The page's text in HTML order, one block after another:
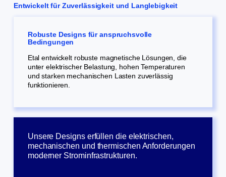
Entwickelt für Zuverlässigkeit und Langlebigkeit
Robuste Designs für anspruchsvolle
Bedingungen
Etal entwickelt robuste magnetische Lösungen, die
unter elektrischer Belastung, hohen Temperaturen
und starken mechanischen Lasten zuverlässig
funktionieren.
Unsere Designs erfüllen die elektrischen,
mechanischen und thermischen Anforderungen
moderner Strominfrastrukturen.